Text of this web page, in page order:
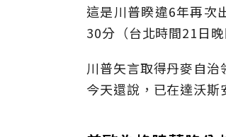
這是川普睽違6年再次
30分（台北時間21日
川普矢言取得丹麥自
今天還說，已在達沃斯